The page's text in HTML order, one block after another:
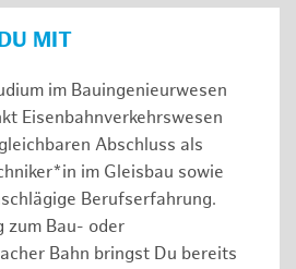
MIT
im Bauingenieurwesen
Eisenbahnverkehrswesen
Abschluss als
im Gleisbau sowie
Berufserfahrung.
zum Bau- oder
Bahn bringst Du bereits